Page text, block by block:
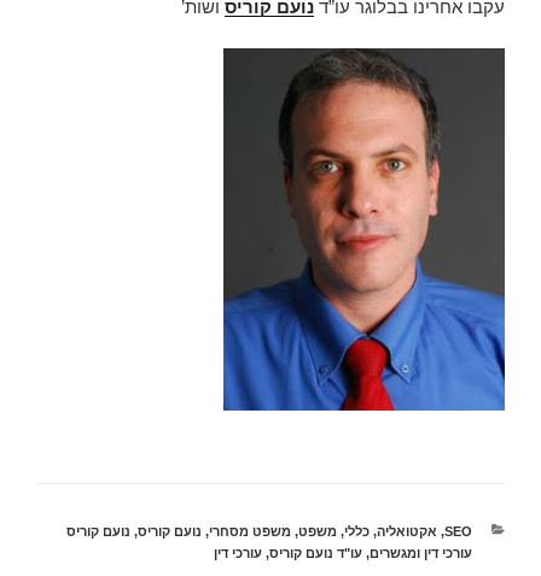
עקבו אחרינו בבלוגר עו”ד נועם קוריס ושות’
קטגוריות
SEO
, אקטואליה,כללי, משפט, משפט מסחרי, נועם קוריס, נועם קוריס
עורכי דין ומגשרים,עו"ד נועם קוריס,עורכי דין